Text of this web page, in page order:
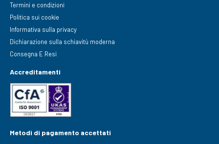
Termini e condizioni
Politica sui cookie
Informativa sulla privacy
Dichiarazione sulla schiavitù moderna
Consegna E Resi
Accreditamenti
Metodi di pagamento accettati